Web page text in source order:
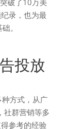
破了10万美
录，也为最
。
投放
方式，从广
社群营销等多
参考的经验